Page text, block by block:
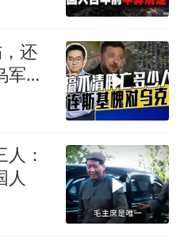
还
军伤
：
人